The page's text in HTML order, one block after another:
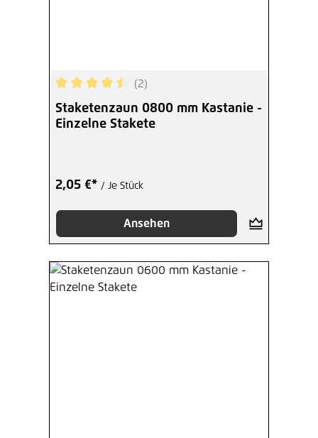
Durchschnittliche Bewertung von 4.5 von 5
(2)
Staketenzaun 0800 mm Kastanie -
Einzelne Stakete
2,05 €* / Je Stück
Ansehen